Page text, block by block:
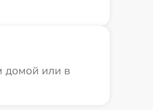
домой или в